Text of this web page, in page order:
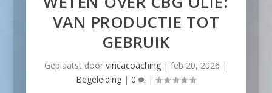
VAN PRODUCTIE TOT
GEBRUIK
Geplaatst doorvincacoaching |feb 20, 2026 |
Begeleiding |0 |